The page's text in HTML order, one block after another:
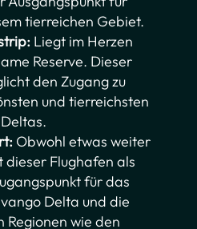
tierreichen Gebiet.
Liegt im Herzen
Reserve. Dieser
den Zugang zu
und tierreichsten
Obwohl etwas weiter
Flughafen als
für das
Delta und die
Regionen wie den